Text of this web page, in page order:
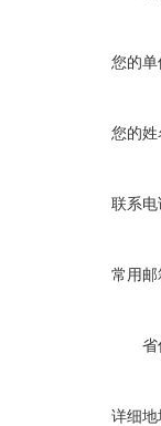
您的单
您的姓
联系电
常用邮
省
详细地